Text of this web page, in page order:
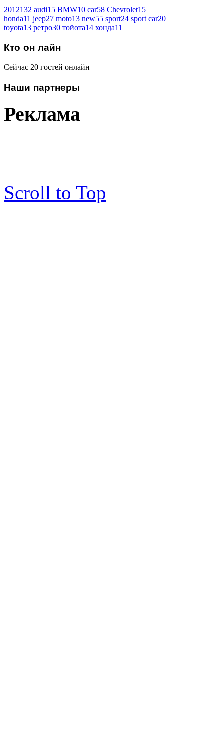
2012132 audi15 BMW10 car58 Chevrolet15
honda11 jeep27 moto13 new55 sport24 sport car20
toyota13 ретро30 тойота14 хонда11
Кто он лайн
Сейчас 20 гостей онлайн
Наши партнеры
Реклама
Scroll to Top